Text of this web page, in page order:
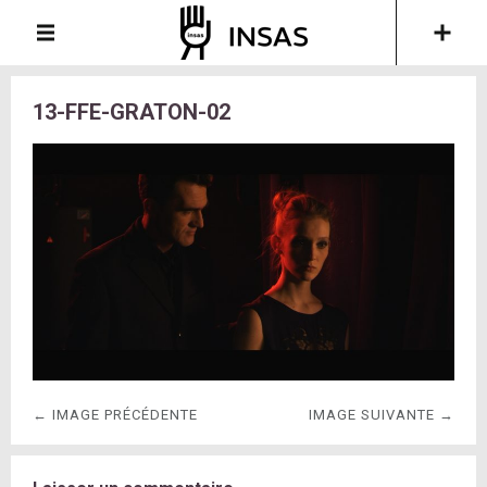
13-FFE-GRATON-02
← IMAGE PRÉCÉDENTE IMAGE SUIVANTE →